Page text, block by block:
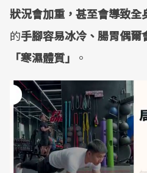
狀況會加重，甚至會導致全
的手腳容易冰冷、腸胃偶
「寒濕體質」
。